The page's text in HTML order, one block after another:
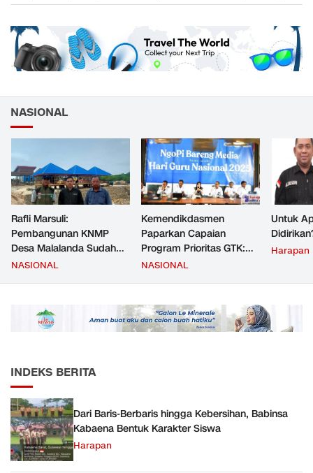
NASIONAL
Rafli Marsuli:
Pembangunan KNMP
Desa Malalanda Sudah
Mencapai 69 Persen dan
JMD dan JMF
NASIONAL
Kemendikdasmen
Paparkan Capaian
Program Prioritas GTK:
Kompetensi Meningkat,
NASIONAL
Untuk
Harapan
INDEKS BERITA
Dari Baris-Berbaris hingga Kebersihan, Babinsa
Kabaena Bentuk Karakter Siswa
Harapan